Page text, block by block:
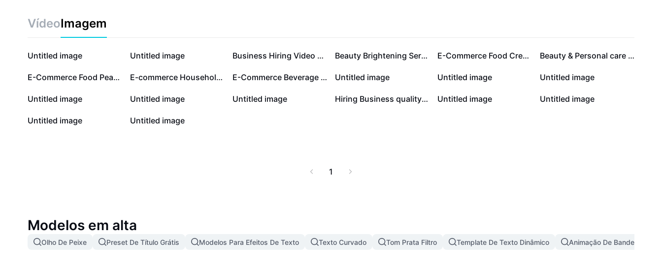
facilitando seu fluxo de trabalho. Experimente agora mesmo o editor de
imagens de qualidade para obter fotos impactantes e surpreender seu
público.
VídeoImagem
Untitled image Untitled image Business Hiring Video Editor Instagram Post Beauty Brightening Serum Display Instagram Post E-Commerce Food Cream Macaron Hero Image Beauty & Personal care Promotion General Promotion
E-Commerce Food Peanut Rolls Hero Image E-commerce Household CleanEssentials Basic Microfiber Cleaning Cloths Product Callout E-Commerce Beverage Oat Milk Hero Images Untitled image Untitled image Untitled image
Untitled image Untitled image Untitled image Hiring Business quality LinkedIn Post Simple Untitled image Untitled image
Untitled image Untitled image
1
Modelos em alta
Olho De Peixe Preset De Título Grátis Modelos Para Efeitos De Texto Texto Curvado Tom Prata Filtro Template De Texto Dinâmico Animação De Bandeira